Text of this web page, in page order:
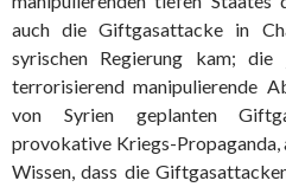
auch die Giftgasattacke in
syrischen Regierung kam;
terrorisierend manipulierende
von Syrien geplanten
provokative Kriegs-Propaganda,
Wissen, dass die